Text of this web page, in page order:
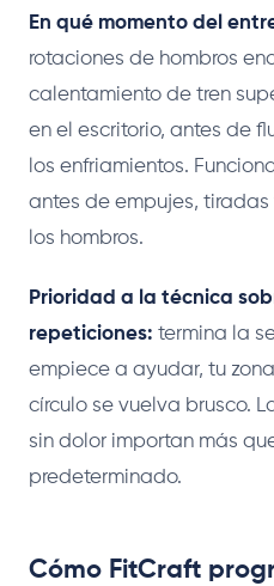
En qué momento del
rotaciones de hombros
calentamiento de tren
en el escritorio, antes de
los enfriamientos.
antes de empujes,
los hombros.
Prioridad a la técnica
repeticiones: termina la
empiece a ayudar, tu
círculo se vuelva brusco.
sin dolor importan más
predeterminado.
Cómo FitCraft